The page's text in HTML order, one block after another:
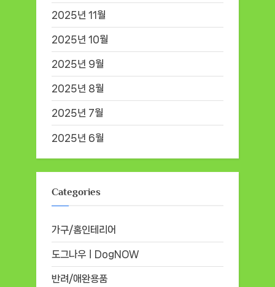
2025년 11월
2025년 10월
2025년 9월
2025년 8월
2025년 7월
2025년 6월
Categories
가구/홈인테리어
도그나우ㅣDogNOW
반려/애완용품